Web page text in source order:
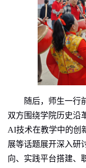
随后，师生一行
双方围绕学院历史沿
AI技术在教学中的创
展等话题展开深入研
向、实践平台搭建、